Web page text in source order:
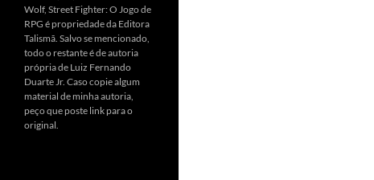
Wolf, Street Fighter: O Jogo de
RPG é propriedade da Editora
Talismã. Salvo se mencionado,
todo o restante é de autoria
própria de Luiz Fernando
Duarte Jr. Caso copie algum
material de minha autoria,
peço que poste link para o
original.